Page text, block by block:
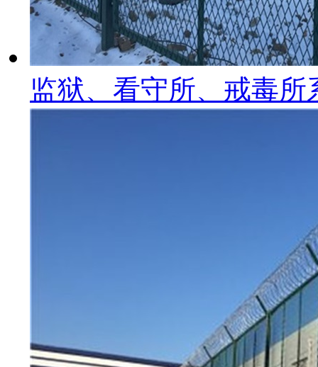
监狱、看守所、戒毒所